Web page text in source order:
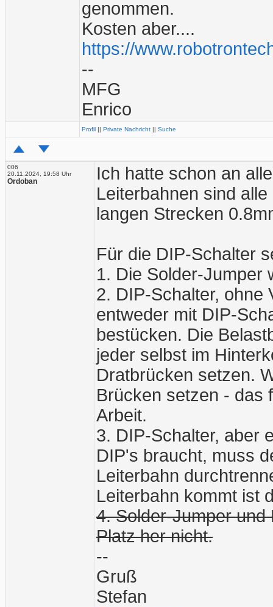
genommen.
Kosten aber....
https://
--
MFG
Enrico
Profil || Private Nachricht || Suche
006
20.11.2024, 19:58 Uhr
Ordoban
Ich hatte schon an
Leiterbahnen sind
langen Strecken
Für die DIP-Schalter
1. Die Solder-Jumper
2. DIP-Schalter, ohne
entweder mit DIP-
bestücken. Die
jeder selbst im
Dratbrücken setzen.
Brücken setzen - das
Arbeit.
3. DIP-Schalter, aber
DIP's braucht, muss
Leiterbahn
Leiterbahn kommt ist
4. Solder-Jumper
Platz her nicht.
--
Gruß
Stefan